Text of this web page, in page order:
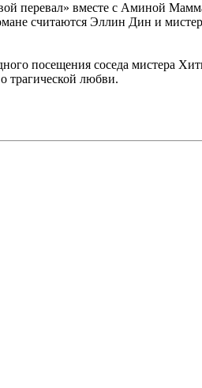
перевал» вместе с Аминой
считаются Эллин Дин и мистер
посещения соседа мистера
трагической любви.